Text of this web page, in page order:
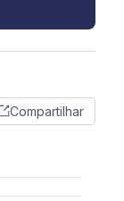
Compartilhar